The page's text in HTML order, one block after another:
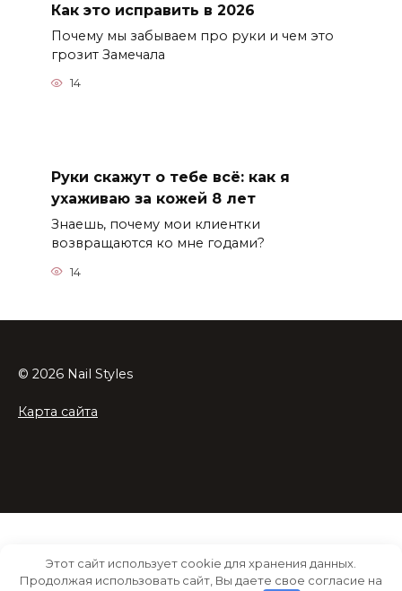
Как это исправить в 2026
Почему мы забываем про руки и чем это
грозит Замечала
14
Руки скажут о тебе всё: как я
ухаживаю за кожей 8 лет
Знаешь, почему мои клиентки
возвращаются ко мне годами?
14
© 2026 Nail Styles
Карта сайта
Этот сайт использует cookie для хранения данных.
Продолжая использовать сайт, Вы даете свое согласие на